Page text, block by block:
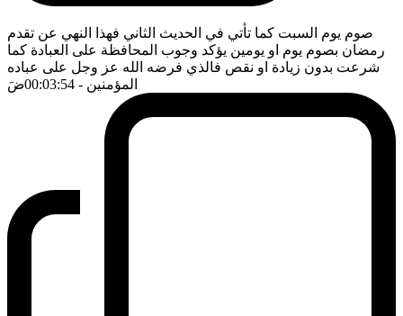
صوم يوم السبت كما تأتي في الحديث الثاني فهذا النهي عن تقدم
رمضان بصوم يوم او يومين يؤكد وجوب المحافظة على العبادة كما
شرعت بدون زيادة او نقص فالذي فرضه الله عز وجل على عباده
المؤمنين - 00:03:54 ضَ